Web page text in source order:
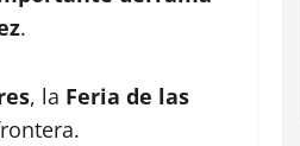
.
, la Feria de las